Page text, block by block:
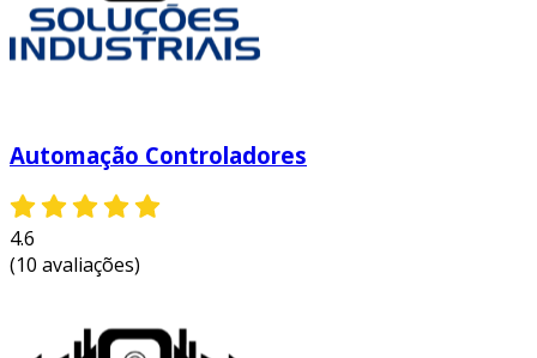
repetitivas, reduzindo gastos com salários
e benefícios.
automatizados assegura produtos finais
de qualidade superior, minimizando
variações.
automatizados podem assumir tarefas
de trabalho para os funcionários.
Automação Controladores
4.6
(10 avaliações)